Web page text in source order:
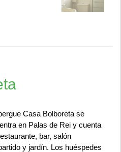
Casa Bolboreta se
en Palas de Rei y cuenta
bar, salón
y jardín. Los huéspedes